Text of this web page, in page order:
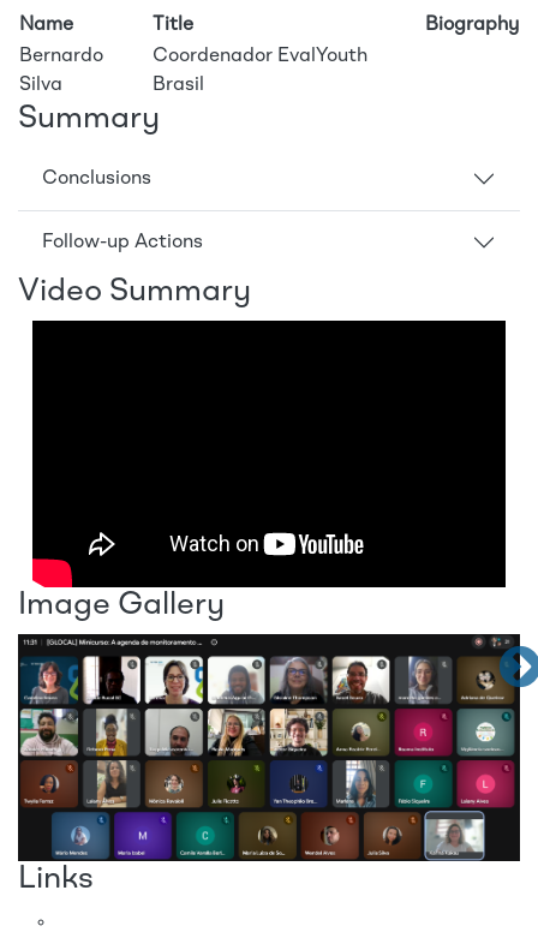
Name Title
Biography
Bernardo
Silva
Coordenador EvalYouth
Brasil
Summary
Conclusions
Follow-up Actions
Video Summary
Image Gallery
Links